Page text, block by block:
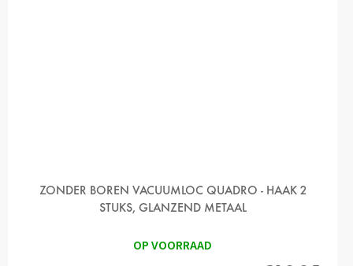
ZONDER BOREN VACUUMLOC QUADRO - HAAK 2
STUKS, GLANZEND METAAL
OP VOORRAAD